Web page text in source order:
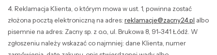
4. Reklamacja Klienta, o którym mowa w ust. 1, powinna zostać
złożona pocztą elektroniczną na adres: reklamacje@zacny24.pl albo
pisemnie na adres: Zacny sp. z o.o., ul. Brukowa 8, 91-341 Łódź. W
zgłoszeniu należy wskazać co najmniej: dane Klienta, numer